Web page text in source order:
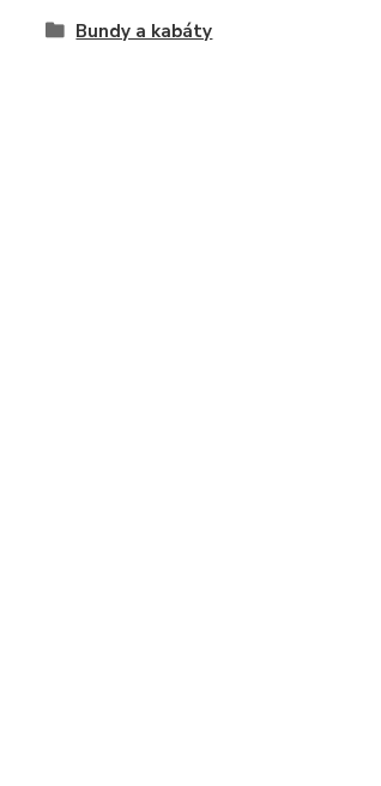
Bundy a kabáty